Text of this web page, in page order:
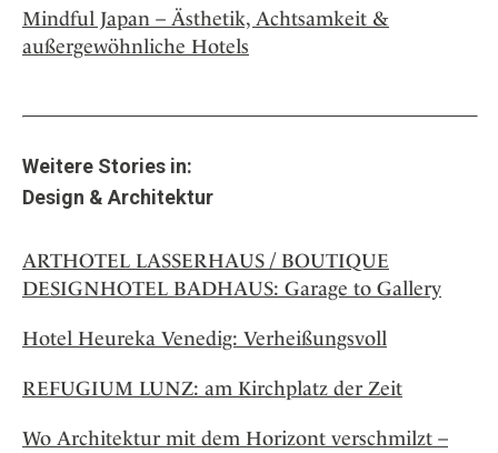
Mindful Japan – Ästhetik, Achtsamkeit &
außergewöhnliche Hotels
Weitere Stories in:
Design & Architektur
ARTHOTEL LASSERHAUS / BOUTIQUE
DESIGNHOTEL BADHAUS: Garage to Gallery
Hotel Heureka Venedig: Verheißungsvoll
REFUGIUM LUNZ: am Kirchplatz der Zeit
Wo Architektur mit dem Horizont verschmilzt –